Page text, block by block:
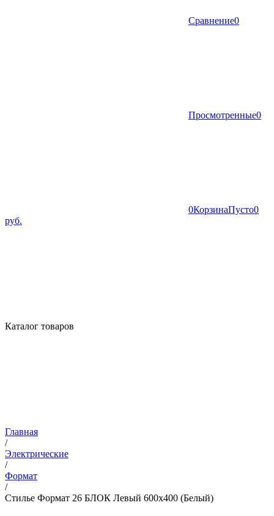
Сравнение0
Просмотренные0
0КорзинаПусто0
руб.
Каталог товаров
Главная
/
Электрические
/
Формат
/
Стилье Формат 26 БЛОК Левый 600х400 (Белый)